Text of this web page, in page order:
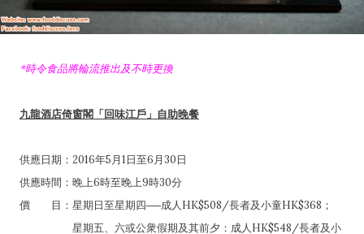
*時令食品將輪流推出及不時更換
九龍酒店倚窗閣「回味江戶」自助晚餐
供應日期：2016年5月1日至6月30日
供應時間：晚上6時至晚上9時30分
價 目：星期日至星期四──成人HK$508/長者及小童HK$368；
星期五、六或公衆假期及其前夕：成人HK$548/長者及小